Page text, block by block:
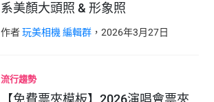
系美顏大頭照 & 形象照
作者玩美相機 編輯群 ，2026年3月27日
流行趨勢